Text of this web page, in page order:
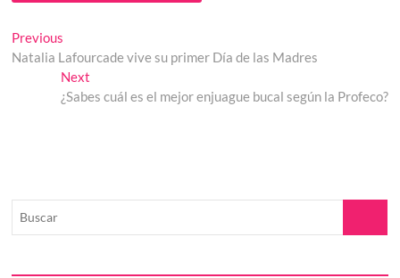
Navegación
de
entradas
Previous
post:
Natalia Lafourcade vive su primer Día de las Madres
NextNext
post:
¿Sabes cuál es el mejor enjuague bucal según la Profeco?